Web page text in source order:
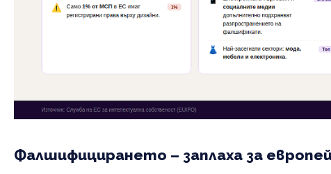
Фалшифицирането – заплаха за